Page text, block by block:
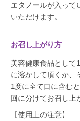
エタノールが入って
いただけます。
お召し上がり方
美容健康食品として
に溶かして頂くか、
1度に全て口に含む
回に分けてお召し上
【使用上の注意】